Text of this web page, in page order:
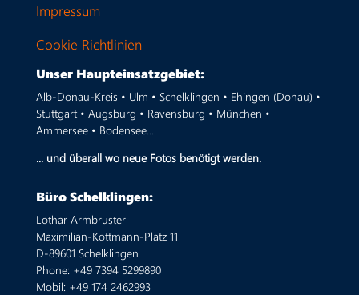
Impressum
Cookie Richtlinien
Unser Haupteinsatzgebiet:
Alb-Donau-Kreis • Ulm • Schelklingen • Ehingen (Donau) •
Stuttgart • Augsburg • Ravensburg • München •
Ammersee • Bodensee...
... und überall wo neue Fotos benötigt werden.
Büro Schelklingen:
Lothar Armbruster
Maximilian-Kottmann-Platz 11
D-89601 Schelklingen
Phone: +49 7394 5299890
Mobil: +49 174 2462993